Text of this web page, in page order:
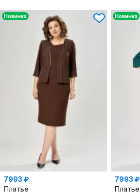
Новинка
7993 ₽
Платье
Новинка
7993 ₽
Платье